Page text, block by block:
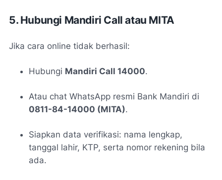
5. Hubungi Mandiri Call atau MITA
Jika cara online tidak berhasil:
Hubungi Mandiri Call 14000.
Atau chat WhatsApp resmi Bank Mandiri di
0811-84-14000 (MITA).
Siapkan data verifikasi: nama lengkap,
tanggal lahir, KTP, serta nomor rekening bila
ada.